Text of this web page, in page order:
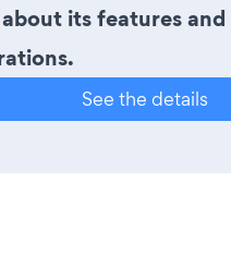
its features and
See the details